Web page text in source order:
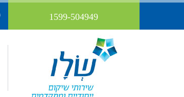
1599-504949